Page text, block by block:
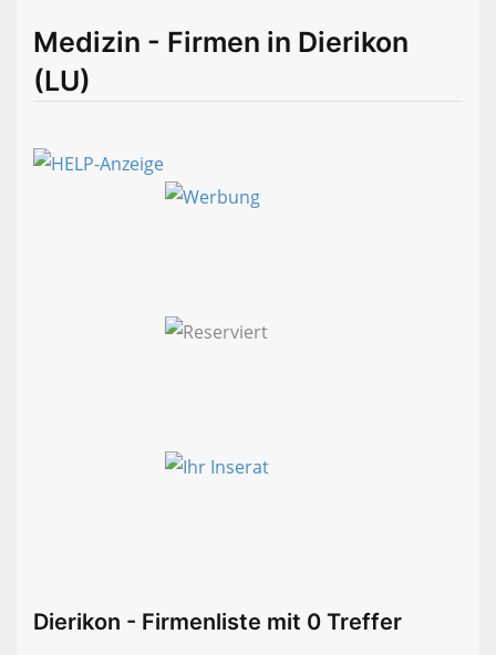
Medizin - Firmen in Dierikon
(LU)
Dierikon - Firmenliste mit 0 Treffer